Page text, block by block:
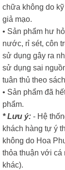
chữa không do
giả mạo.
• Sản phẩm hư
nước, rỉ sét, côn
sử dụng gây ra
sử dụng sai
tuân thủ theo
• Sản phẩm đã
phẩm.
* Lưu ý: - Hệ
khách hàng tự ý
không do Hoa
thỏa thuận với cá
khác).